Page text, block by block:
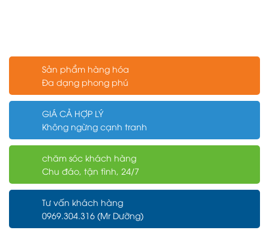
Sản phẩm hàng hóa
Đa dạng phong phú
GIÁ CẢ HỢP LÝ
Không ngừng cạnh tranh
chăm sóc khách hàng
Chu đáo, tận tình, 24/7
Tư vấn khách hàng
0969.304.316 (Mr Dưỡng)